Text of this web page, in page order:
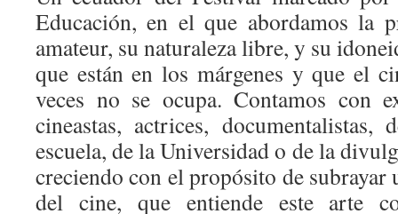
Educación, en el que abordamos la
amateur, su naturaleza libre, y su
que están en los márgenes y que el
veces no se ocupa. Contamos con
cineastas, actrices,
escuela, de la Universidad o de la
creciendo con el propósito de subrayar
del cine, que entiende este arte